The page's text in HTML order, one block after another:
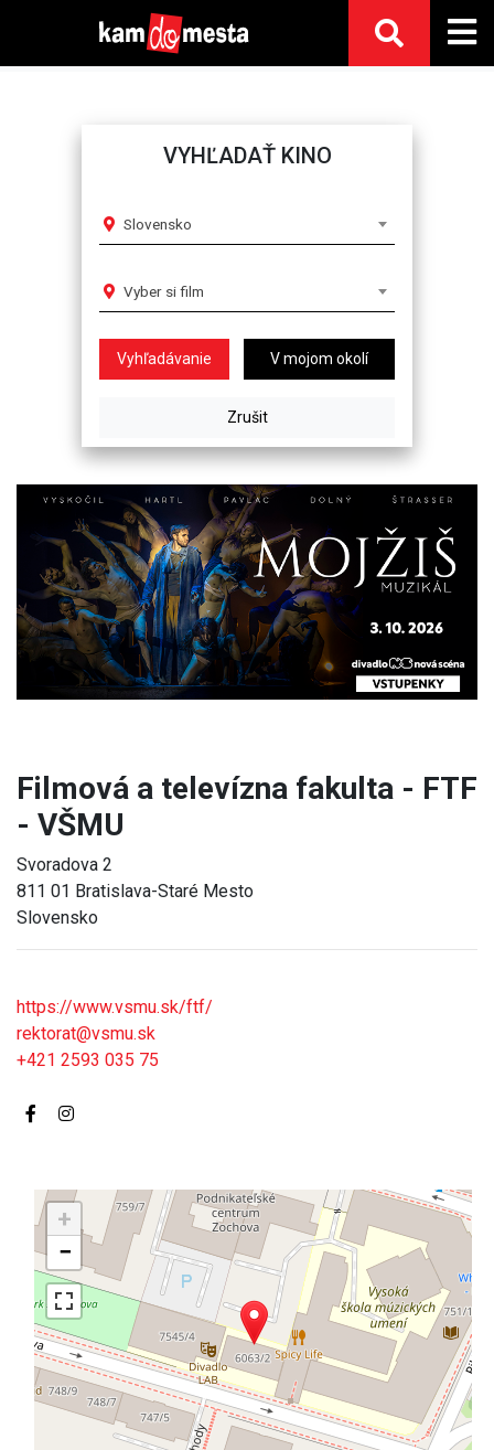
VYHĽADAŤ KINO
Slovensko
Vyber si film
V mojom okolí
Previous
Filmová a televízna fakulta - FTF
- VŠMU
Svoradova 2
811 01 Bratislava-Staré Mesto
Slovensko
https://www.vsmu.sk/ftf/
rektorat@vsmu.sk
+421 2593 035 75
+
−